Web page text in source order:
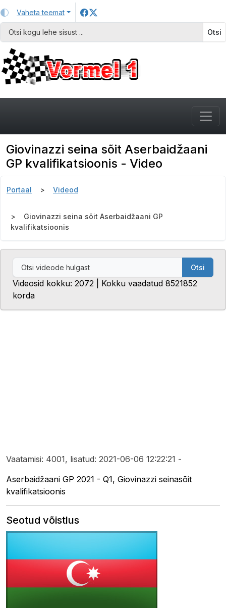
Vaheta teemat
Otsi
Giovinazzi seina sõit Aserbaidžaani
GP kvalifikatsioonis - Video
Portaal Videod
Giovinazzi seina sõit Aserbaidžaani GP
kvalifikatsioonis
Otsi
Videosid kokku: 2072 | Kokku vaadatud 8521852
korda
Vaatamisi: 4001, lisatud: 2021-06-06 12:22:21 -
Aserbaidžaani GP 2021 - Q1, Giovinazzi seinasõit
kvalifikatsioonis
Seotud võistlus